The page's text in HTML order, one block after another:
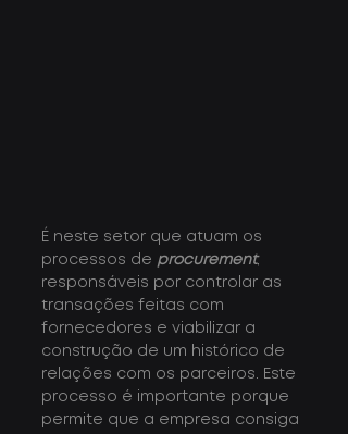
É neste setor que atuam os
processos de procurement,
responsáveis por controlar as
transações feitas com
fornecedores e viabilizar a
construção de um histórico de
relações com os parceiros. Este
processo é importante porque
permite que a empresa consiga